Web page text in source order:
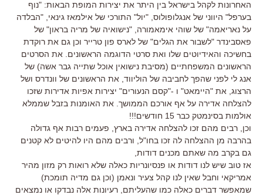
האחרונות לקהל בישראל בין היתר את יצירות המופת הבאות: "נוף
בערפל" היווני של אנגלופולוס, "יול" התורכי של אילמאז גינאי, "הבלדה
על נאריאמה" של שוהי אימאמורה, "נישואיה של מריה בראון" של
פאסבינדר "לשבור את הגלים" של לארס פון טרייר וכן גם את רוקדת
בחשיכה והאידיוטים שלו ואת סרטי הדוגמה הראשונים. את הסרטים
הראשונים המשפחתיים (מסיבת נישואין אוכל שתייה גבר אשה) של
אנג לי לפני שהפך לחביבה של הוליווד, את הראשונים של וונדרס ושל
הרצוג, את "היימאט" ו -"קסם הנעורים" יצירות אפיות אדירות שזכו
להצלחה אדירה על אף אורכם הממושך. את האומנות בזבל שממלא
אולמות בסינמטק כבר 15 חודשים!!!
וכן, רבים מהם זכו להצלחה אדירה בארץ, פעמים רבות אף גדולה
בהרבה מן ההצלחה לה זכו בחו"ל, ורבים מהם היו להיטים לא קטנים
גם בקרב מה שאתם מכנים דודות,
אז טוב שיש לנו דודות או פנסיונריות כאלה שלא רואות רק מזון מהיר
אמריקאי וחבל שאין לנו קהל צעיר ונאמן (וכן גם מדיה תומכת)
שמאפשר דברים כאלה כמו שהעליתם, רעיונות אלה נבדקו או נמצאים